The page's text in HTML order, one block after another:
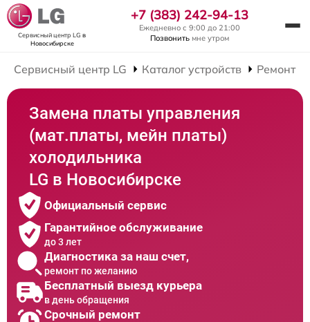
Сервисный центр LG в
Новосибирске
+7 (383) 242-94-13
Ежедневно с 9:00 до 21:00
Позвонить мне утром
Сервисный центр LG Каталог устройств Ремонт
Замена платы управления
(мат.платы, мейн платы)
холодильника
LG в Новосибирске
Официальный сервис
Гарантийное обслуживание
до 3 лет
Диагностика за наш счет,
ремонт по желанию
Бесплатный выезд курьера
в день обращения
Срочный ремонт